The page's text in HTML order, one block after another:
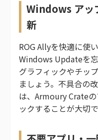
Windows アッ
新
ROG Allyを快適に使
Windows Updateを
グラフィックやチッ
ましょう。不具合の
は、Armoury Crate
ックすることが大切で